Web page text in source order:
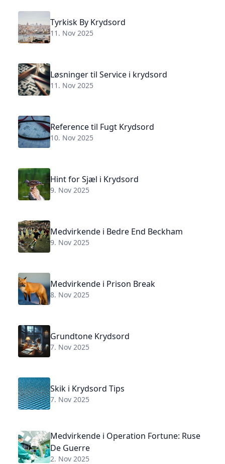
Tyrkisk By Krydsord
11. Nov 2025
Løsninger til Service i krydsord
11. Nov 2025
Reference til Fugt Krydsord
10. Nov 2025
Hint for Sjæl i Krydsord
9. Nov 2025
Medvirkende i Bedre End Beckham
9. Nov 2025
Medvirkende i Prison Break
8. Nov 2025
Grundtone Krydsord
7. Nov 2025
Skik i Krydsord Tips
7. Nov 2025
Medvirkende i Operation Fortune: Ruse
De Guerre
2. Nov 2025